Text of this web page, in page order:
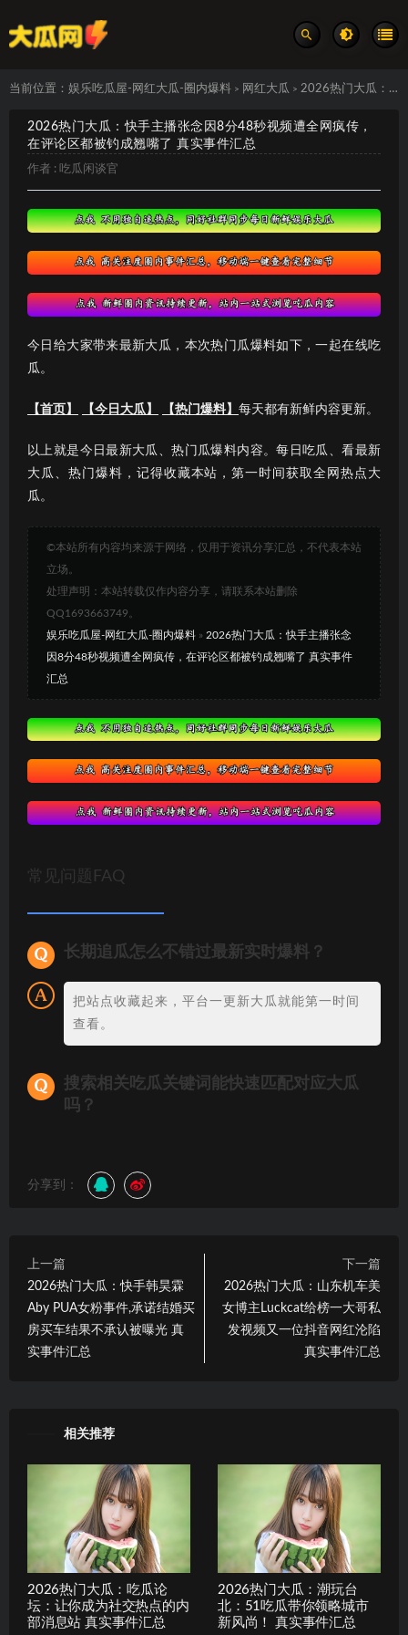
当前位置： 娱乐吃瓜屋-网红大瓜-圈内爆料 > 网红大瓜 > 2026热门大瓜：快手主播张念因8分48秒视频遭全网疯传，在评论区都被钓成翘嘴了 真实事件汇总
2026热门大瓜：快手主播张念因8分48秒视频遭全网疯传，
在评论区都被钓成翘嘴了 真实事件汇总
作者 : 吃瓜闲谈官
今日给大家带来最新大瓜，本次热门瓜爆料如下，一起在线吃
瓜。
【首页】 【今日大瓜】 【热门爆料】 每天都有新鲜内容更新。
以上就是今日最新大瓜、热门瓜爆料内容。每日吃瓜、看最新
大瓜、热门爆料，记得收藏本站，第一时间获取全网热点大
瓜。
©本站所有内容均来源于网络，仅用于资讯分享汇总，不代表本站
立场。
处理声明：本站转载仅作内容分享，请联系本站删除
QQ1693663749。
娱乐吃瓜屋-网红大瓜-圈内爆料 » 2026热门大瓜：快手主播张念
因8分48秒视频遭全网疯传，在评论区都被钓成翘嘴了 真实事件
汇总
常见问题FAQ
长期追瓜怎么不错过最新实时爆料？
把站点收藏起来，平台一更新大瓜就能第一时间
查看。
搜索相关吃瓜关键词能快速匹配对应大瓜
吗？
分享到：
上一篇
2026热门大瓜：快手韩昊霖
Aby PUA女粉事件,承诺结婚买
房买车结果不承认被曝光 真
实事件汇总
下一篇
2026热门大瓜：山东机车美
女博主Luckcat给榜一大哥私
发视频又一位抖音网红沦陷
真实事件汇总
相关推荐
2026热门大瓜：吃瓜论
坛：让你成为社交热点的内
部消息站 真实事件汇总
2026热门大瓜：潮玩台
北：51吃瓜带你领略城市
新风尚！ 真实事件汇总